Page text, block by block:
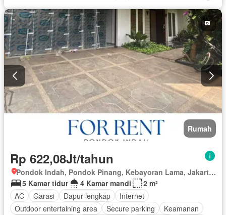
Rumah
Rp 622,08Jt/tahun
Pondok Indah, Pondok Pinang, Kebayoran Lama, Jakarta Selatan, Daerah Khusus Ibukota Jakarta
5 Kamar tidur
4 Kamar mandi
2 m²
AC
Garasi Dapur lengkap
Internet
Outdoor entertaining area
Secure parking
Keamanan